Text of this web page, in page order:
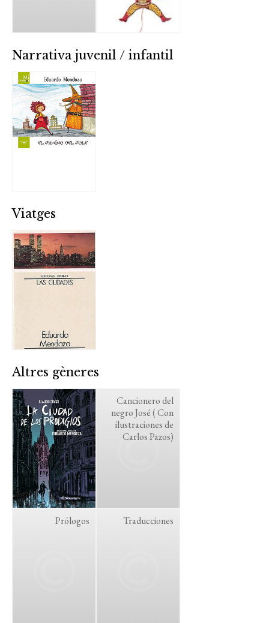
Narrativa juvenil / infantil
Viatges
Altres gèneres
Cancionero del
negro José ( Con
ilustraciones de
Carlos Pazos)
Prólogos Traducciones